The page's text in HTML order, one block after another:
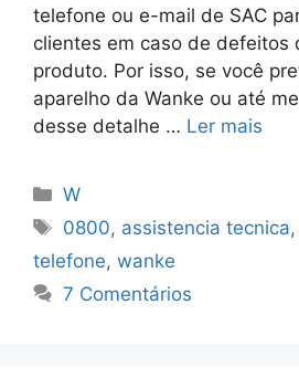
telefone ou e-mail de SAC
clientes em caso de defeitos
produto. Por isso, se você
aparelho da Wanke ou até
desse detalhe … Ler mais
Categorias
W
Tags
0800, assistencia tecnica,
telefone, wanke
7 Comentários